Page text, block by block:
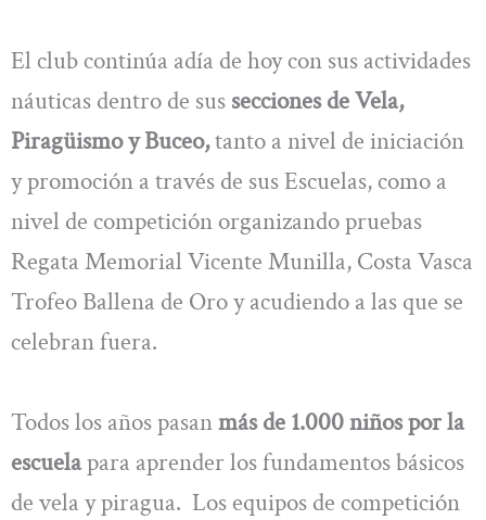
El club continúa adía de hoy con sus actividades
náuticas dentro de sus secciones de Vela,
Piragüismo y Buceo,tanto a nivel de iniciación
y promoción a través de sus Escuelas, como a
nivel de competición organizando pruebas
Regata Memorial Vicente Munilla, Costa Vasca
Trofeo Ballena de Oro y acudiendo a las que se
celebran fuera.
Todos los años pasanmás de 1.000 niños por la
escuelapara aprender los fundamentos básicos
de vela y piragua. Los equipos de competición